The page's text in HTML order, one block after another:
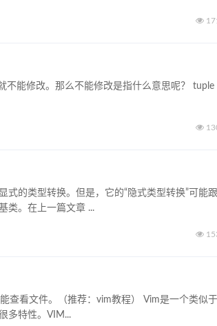
不能修改。那么不能修改是指什么意思呢？ tuple
的类型转换。但是，它的“隐式类型转换”可能跟
类。在上一篇文章 ...
查看文件。（推荐：vim教程） Vim是一个类似于
多特性。VIM...